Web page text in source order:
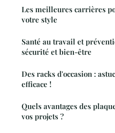
Les meilleures carrières
votre style
Santé au travail et
sécurité et bien-être
Des racks d'occasion :
efficace !
Quels avantages des
vos projets ?